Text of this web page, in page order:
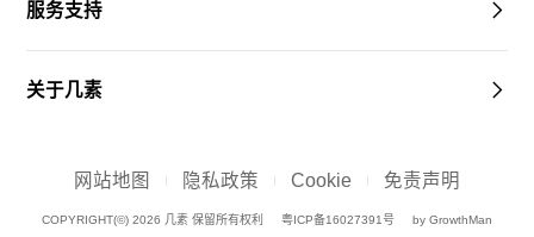
服务支持
关于几素
COPYRIGHT(©) 2026 几素 保留所有权利 粤ICP备16027391号 by GrowthMan
网站地图 隐私政策 Cookie 免责声明